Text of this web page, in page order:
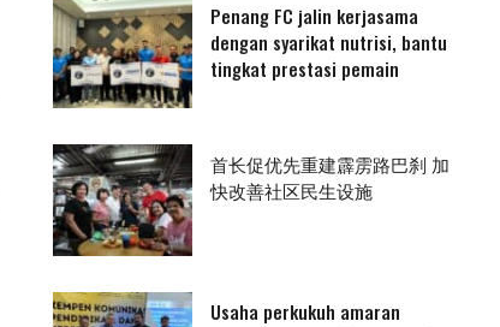
Penang FC jalin kerjasama
dengan syarikat nutrisi, bantu
tingkat prestasi pemain
首长促优先重建霹雳路巴刹 加
快改善社区民生设施
Usaha perkukuh amaran